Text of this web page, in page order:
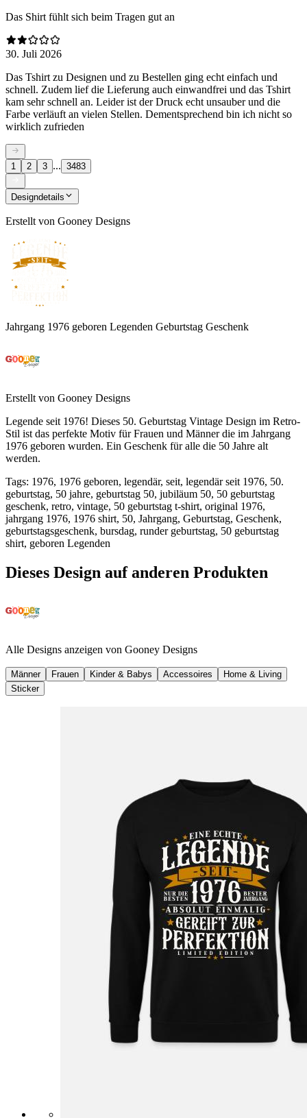
Das Shirt fühlt sich beim Tragen gut an
30. Juli 2026
Das Tshirt zu Designen und zu Bestellen ging echt einfach und
schnell. Zudem lief die Lieferung auch einwandfrei und das Tshirt
kam sehr schnell an. Leider ist der Druck echt unsauber und die
Farbe verläuft an vielen Stellen. Dementsprechend bin ich nicht so
wirklich zufrieden
1 2 3 ... 3483
Designdetails
Erstellt von Gooney Designs
Jahrgang 1976 geboren Legenden Geburtstag Geschenk
Erstellt von Gooney Designs
Legende seit 1976! Dieses 50. Geburtstag Vintage Design im Retro-
Stil ist das perfekte Motiv für Frauen und Männer die im Jahrgang
1976 geboren wurden. Ein Geschenk für alle die 50 Jahre alt
werden.
Tags: 1976, 1976 geboren, legendär, seit, legendär seit 1976, 50.
geburtstag, 50 jahre, geburtstag 50, jubiläum 50, 50 geburtstag
geschenk, retro, vintage, 50 geburtstag t-shirt, original 1976,
jahrgang 1976, 1976 shirt, 50, Jahrgang, Geburtstag, Geschenk,
geburtstagsgeschenk, bursdag, runder geburtstag, 50 geburtstag
shirt, geboren Legenden
Dieses Design auf anderen Produkten
Alle Designs anzeigen von Gooney Designs
Männer Frauen Kinder & Babys Accessoires
Home & Living
Sticker